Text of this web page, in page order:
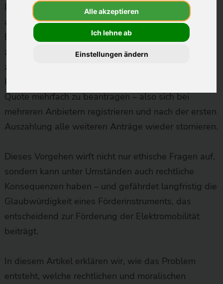
Alle akzeptieren
Ich lehne ab
Einstellungen ändern
Die THG-Prämie bietet Elektrofahrern einen
attraktiven Anreiz, aktiv zur Reduzierung von CO₂-
Emissionen beizutragen – und dabei auch finanziell
zu profitieren. Doch aktuell gerät das System
zunehmend unter Druck: Immer häufiger melden sich
Fälle, in denen E-Auto-Besitzer versuchen, die THG-
Quote mehrfach zu beantragen – also sich bei
mehreren Anbietern registrieren und nach der ersten
Auszahlung alle weiteren Anträge wieder stornieren.
Dieses Vorgehen wirft nicht nur ethische Fragen auf,
sondern kann unter Umständen auch rechtliche
Konsequenzen haben – und gefährdet langfristig die
Glaubwürdigkeit eines Förderinstruments, das
entscheidend zur Förderung der Elektromobilität
beiträgt.
In diesem Artikel erklären wir, wie das Problem
entsteht, welche rechtlichen und moralischen